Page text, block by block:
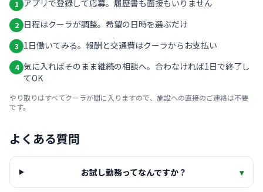
1 アプリで登録して応募。履歴書も面接もいりません
2 日程はクーラが調整。希望の日時を選ぶだけ
3 1日働いてみる。報酬と交通費はクーラからお支払い
4 気に入ればそのまま継続の相談へ。合わなければ1日で終了し
てOK
やり取りはすべてクーラが間に入りますので、施設への直接のご連絡は不要
です。
よくある質問
お試し勤務ってなんですか？ ▾